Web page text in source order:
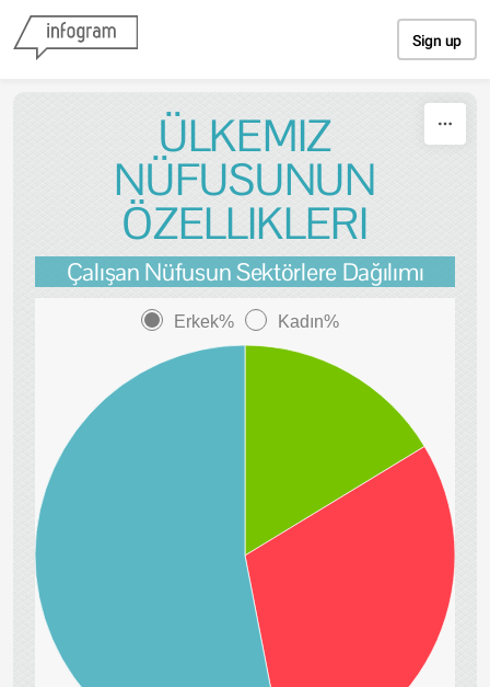
Sign up
ÜLKEMIZ
NÜFUSUNUN
ÖZELLIKLERI
Çalışan Nüfusun Sektörlere Dağılımı
Erkek% Kadın%